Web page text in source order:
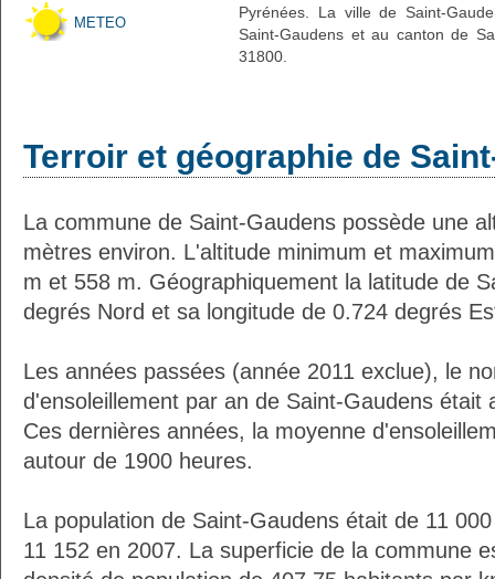
METEO
Pyrénées. La ville de Saint-
Saint-Gaudens et au canton de
31800.
Terroir et géographie de
La commune de Saint-Gaudens possède une
mètres environ. L'altitude minimum et
m et 558 m. Géographiquement la latitude de
degrés Nord et sa longitude de 0.724 degrés
Les années passées (année 2011 exclue), le
d'ensoleillement par an de Saint-Gaudens était
Ces dernières années, la moyenne
autour de 1900 heures.
La population de Saint-Gaudens était de 11
11 152 en 2007. La superficie de la commune